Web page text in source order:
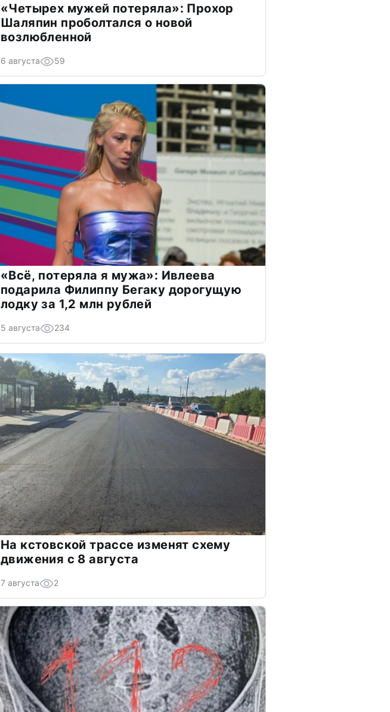
«Четырех мужей потеряла»: Прохор
Шаляпин проболтался о новой
возлюбленной
6 августа 59
«Всё, потеряла я мужа»: Ивлеева
подарила Филиппу Бегаку дорогущую
лодку за 1,2 млн рублей
5 августа 234
На кстовской трассе изменят схему
движения с 8 августа
7 августа 2